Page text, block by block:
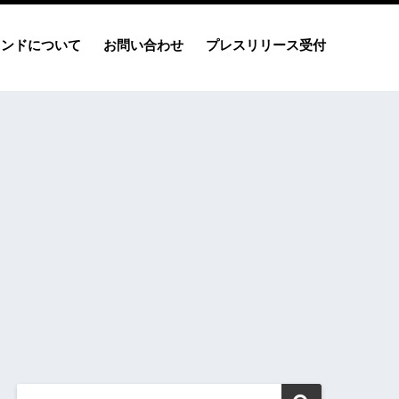
ドについて お問い合わせ プレスリリース受付